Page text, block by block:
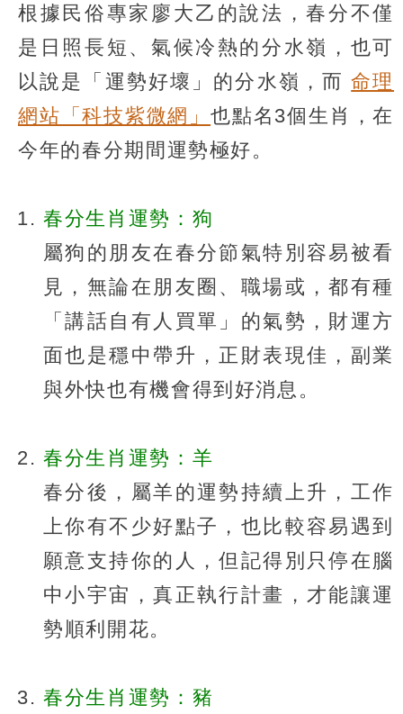
根據民俗專家廖大乙的說法，春分不僅
是日照長短、氣候冷熱的分水嶺，也可
以說是「運勢好壞」的分水嶺，而命理
網站「科技紫微網」也點名3個生肖，在
今年的春分期間運勢極好。
春分生肖運勢：狗
屬狗的朋友在春分節氣特別容易被看
見，無論在朋友圈、職場或，都有種
「講話自有人買單」的氣勢，財運方
面也是穩中帶升，正財表現佳，副業
與外快也有機會得到好消息。
春分生肖運勢：羊
春分後，屬羊的運勢持續上升，工作
上你有不少好點子，也比較容易遇到
願意支持你的人，但記得別只停在腦
中小宇宙，真正執行計畫，才能讓運
勢順利開花。
春分生肖運勢：豬